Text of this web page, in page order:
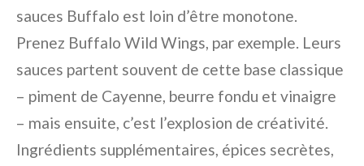
sauces Buffalo est loin d’être monotone.
Prenez Buffalo Wild Wings, par exemple. Leurs
sauces partent souvent de cette base classique
– piment de Cayenne, beurre fondu et vinaigre
– mais ensuite, c’est l’explosion de créativité.
Ingrédients supplémentaires, épices secrètes,